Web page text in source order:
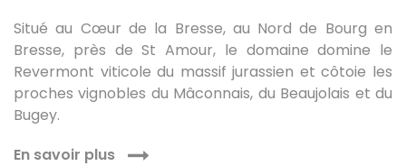
Situé au Cœur de la Bresse, au Nord de Bourg en
Bresse, près de St Amour, le domaine domine le
Revermont viticole du massif jurassien et côtoie les
proches vignobles du Mâconnais, du Beaujolais et du
Bugey.
En savoir plus